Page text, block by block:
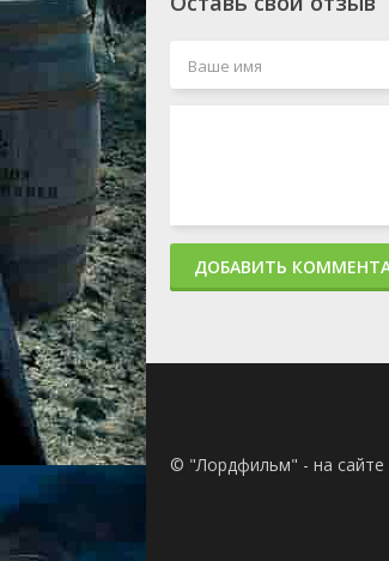
ДОБАВИТЬ
© "Лордфильм" - на сайте